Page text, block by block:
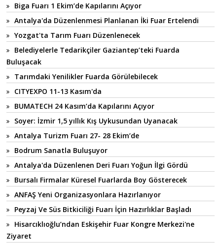
Biga Fuarı 1 Ekim’de Kapılarını Açıyor
Antalya'da Düzenlenmesi Planlanan İki Fuar Ertelendi
Yozgat'ta Tarım Fuarı Düzenlenecek
Belediyelerle Tedarikçiler Gaziantep’teki Fuarda
Buluşacak
Tarımdaki Yenilikler Fuarda Görülebilecek
CITYEXPO 11-13 Kasım'da
BUMATECH 24 Kasım’da Kapılarını Açıyor
Soyer: İzmir 1,5 yıllık Kış Uykusundan Uyanacak
Antalya Turizm Fuarı 27- 28 Ekim’de
Bodrum Sanatla Buluşuyor
Antalya'da Düzenlenen Deri Fuarı Yoğun İlgi Gördü
Bursalı Firmalar Küresel Fuarlarda Boy Gösterecek
ANFAŞ Yeni Organizasyonlara Hazırlanıyor
Peyzaj Ve Süs Bitkiciliği Fuarı İçin Hazırlıklar Başladı
Hisarcıklıoğlu’ndan Eskişehir Fuar Kongre Merkezi'ne
Ziyaret